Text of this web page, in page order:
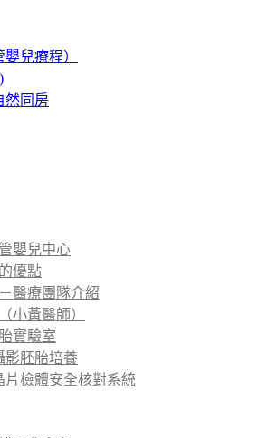
兒療程）
然同房
嬰兒中心
優點
醫療團隊介紹
小黃醫師）
實驗室
影胚胎培養
片檢體安全核對系統